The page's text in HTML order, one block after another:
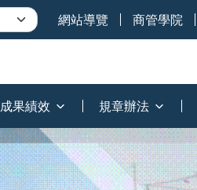
網站導覽 商管學院
成果績效 規章辦法